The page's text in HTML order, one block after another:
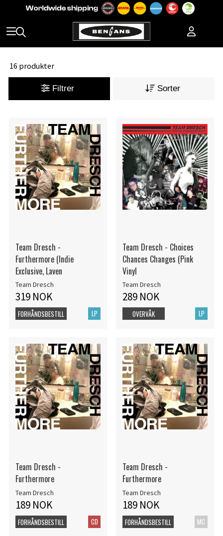
16 produkter
Filtrer Sorter
Team Dresch -
Furthermore (Indie
Exclusive, Laven
Team Dresch
319 NOK
LP
FORHÅNDSBESTILL
Team Dresch - Choices
Chances Changes (Pink
Vinyl
Team Dresch
289 NOK
LP
OVERVÅK
Team Dresch -
Furthermore
Team Dresch
189 NOK
CD
FORHÅNDSBESTILL
Team Dresch -
Furthermore
Team Dresch
189 NOK
MC
FORHÅNDSBESTILL